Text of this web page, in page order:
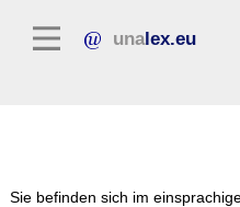
unalex.eu
Sie befinden sich im